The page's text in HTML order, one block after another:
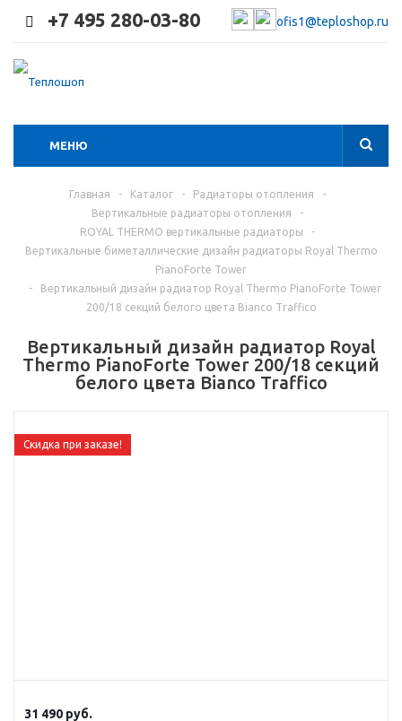
+7 495 280-03-80 ofis1@teploshop.ru
МЕНЮ
Главная - Каталог - Радиаторы отопления
-
Вертикальные радиаторы отопления
-
ROYAL THERMO вертикальные радиаторы
-
Вертикальные биметаллические дизайн радиаторы Royal Thermo
PianoForte Tower
-
Вертикальный дизайн радиатор Royal Thermo PianoForte Tower
200/18 секций белого цвета Bianco Traffico
Вертикальный дизайн радиатор Royal
Thermo PianoForte Tower 200/18 секций
белого цвета Bianco Traffico
Скидка при заказе!
31 490 руб.